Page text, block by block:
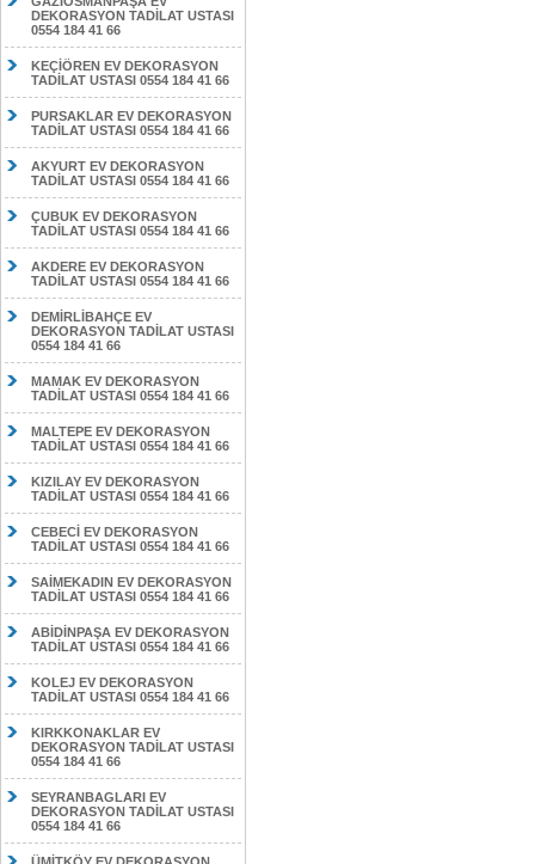
DEKORASYON TADİLAT USTASI
0554 184 41 66
KEÇİÖREN EV DEKORASYON
TADİLAT USTASI 0554 184 41 66
PURSAKLAR EV DEKORASYON
TADİLAT USTASI 0554 184 41 66
AKYURT EV DEKORASYON
TADİLAT USTASI 0554 184 41 66
ÇUBUK EV DEKORASYON
TADİLAT USTASI 0554 184 41 66
AKDERE EV DEKORASYON
TADİLAT USTASI 0554 184 41 66
DEMİRLİBAHÇE EV
DEKORASYON TADİLAT USTASI
0554 184 41 66
MAMAK EV DEKORASYON
TADİLAT USTASI 0554 184 41 66
MALTEPE EV DEKORASYON
TADİLAT USTASI 0554 184 41 66
KIZILAY EV DEKORASYON
TADİLAT USTASI 0554 184 41 66
CEBECİ EV DEKORASYON
TADİLAT USTASI 0554 184 41 66
SAİMEKADIN EV DEKORASYON
TADİLAT USTASI 0554 184 41 66
ABİDİNPAŞA EV DEKORASYON
TADİLAT USTASI 0554 184 41 66
KOLEJ EV DEKORASYON
TADİLAT USTASI 0554 184 41 66
KIRKKONAKLAR EV
DEKORASYON TADİLAT USTASI
0554 184 41 66
SEYRANBAGLARI EV
DEKORASYON TADİLAT USTASI
0554 184 41 66